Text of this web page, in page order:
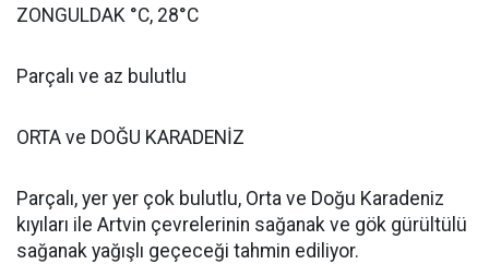
ZONGULDAK °C, 28°C
Parçalı ve az bulutlu
ORTA ve DOĞU KARADENİZ
Parçalı, yer yer çok bulutlu, Orta ve Doğu Karadeniz
kıyıları ile Artvin çevrelerinin sağanak ve gök gürültülü
sağanak yağışlı geçeceği tahmin ediliyor.